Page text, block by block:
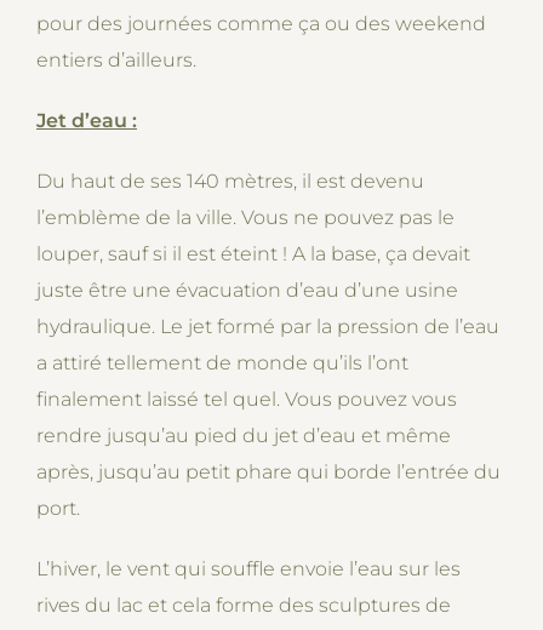
pour des journées comme ça ou des weekend
entiers d’ailleurs.
Jet d’eau :
Du haut de ses 140 mètres, il est devenu
l’emblème de la ville. Vous ne pouvez pas le
louper, sauf si il est éteint ! A la base, ça devait
juste être une évacuation d’eau d’une usine
hydraulique. Le jet formé par la pression de l’eau
a attiré tellement de monde qu’ils l’ont
finalement laissé tel quel. Vous pouvez vous
rendre jusqu’au pied du jet d’eau et même
après, jusqu’au petit phare qui borde l’entrée du
port.
L’hiver, le vent qui souffle envoie l’eau sur les
rives du lac et cela forme des sculptures de